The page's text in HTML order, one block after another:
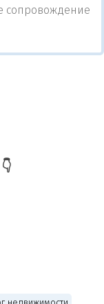
сопровождение